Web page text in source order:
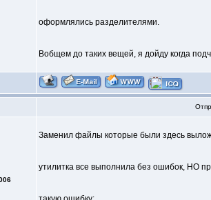
оформлялись разделителями.
Вобщем до таких вещей, я дойду когда
Заменил файлы которые были здесь
утилитка все выполнила без ошибок, НО